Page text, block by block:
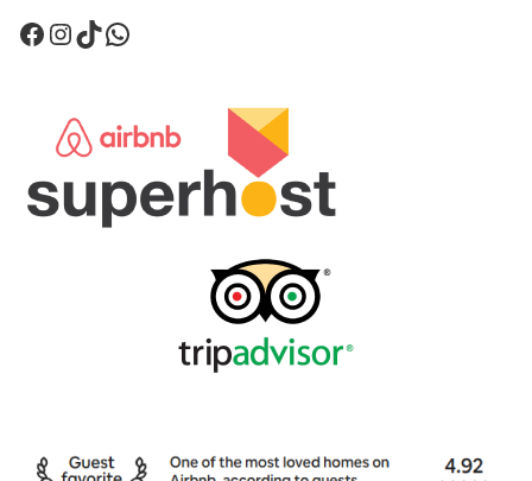
Facebook
Instagram
TikTok
WhatsApp